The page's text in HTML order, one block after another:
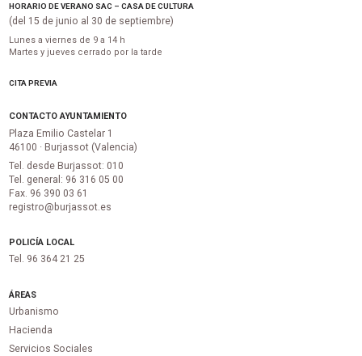
HORARIO DE VERANO SAC – CASA DE CULTURA
(del 15 de junio al 30 de septiembre)
Lunes a viernes de 9 a 14 h
Martes y jueves cerrado por la tarde
CITA PREVIA
CONTACTO AYUNTAMIENTO
Plaza Emilio Castelar 1
46100 · Burjassot (Valencia)
Tel. desde Burjassot: 010
Tel. general: 96 316 05 00
Fax. 96 390 03 61
registro@burjassot.es
POLICÍA LOCAL
Tel. 96 364 21 25
ÁREAS
Urbanismo
Hacienda
Servicios Sociales